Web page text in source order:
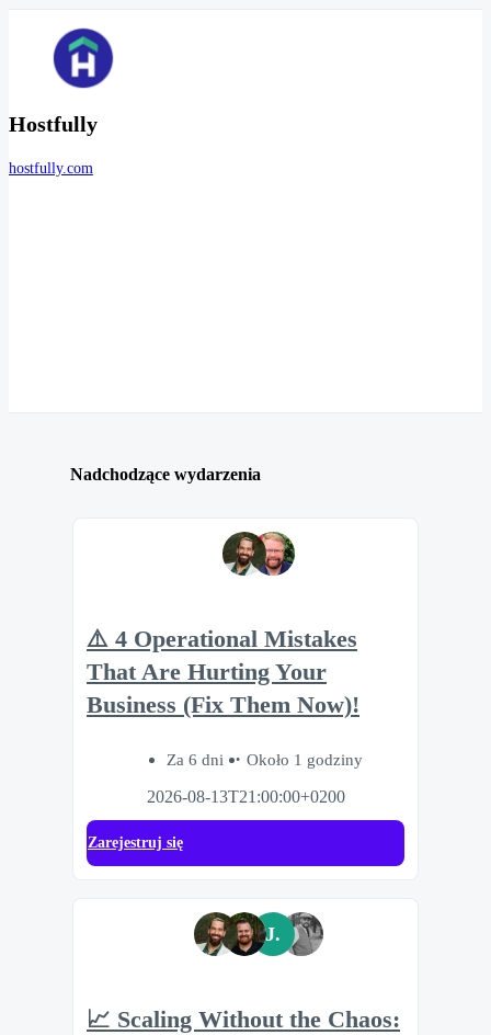
Hostfully
hostfully.com
Nadchodzące wydarzenia
⚠️ 4 Operational Mistakes
That Are Hurting Your
Business (Fix Them Now)!
Za 6 dni
Około 1 godziny
2026-08-13T21:00:00+0200
Zarejestruj się
J.
📈 Scaling Without the Chaos: